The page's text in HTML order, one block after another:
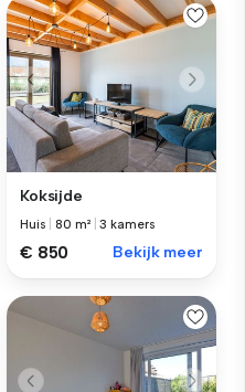
Koksijde
Huis |80 m² |3 kamers
€ 850 Bekijk meer